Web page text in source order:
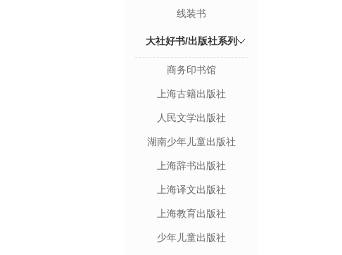
线装书
大社好书/出版社系列
商务印书馆
上海古籍出版社
人民文学出版社
湖南少年儿童出版社
上海辞书出版社
上海译文出版社
上海教育出版社
少年儿童出版社